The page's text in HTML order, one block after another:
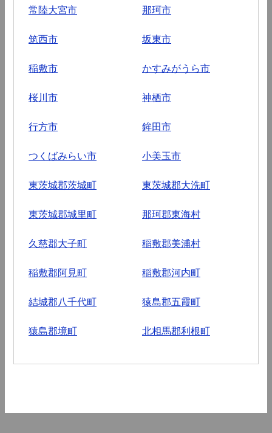
常陸大宮市 那珂市
筑西市 坂東市
稲敷市 かすみがうら市
桜川市 神栖市
行方市 鉾田市
つくばみらい市 小美玉市
東茨城郡茨城町 東茨城郡大洗町
東茨城郡城里町 那珂郡東海村
久慈郡大子町 稲敷郡美浦村
稲敷郡阿見町 稲敷郡河内町
結城郡八千代町 猿島郡五霞町
猿島郡境町 北相馬郡利根町